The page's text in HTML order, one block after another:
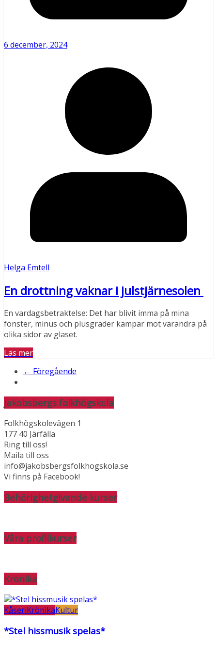
6 december, 2024
Helga Emtell
En drottning vaknar i julstjärnesolen
En vardagsbetraktelse: Det har blivit imma på mina
fönster, minus och plusgrader kämpar mot varandra på
olika sidor av glaset.
Läs mer
← Föregående
Jakobsbergs folkhögskola
Folkhögskolevägen 1
177 40 Järfälla
Ring till oss!
Maila till oss
info@jakobsbergsfolkhogskola.se
Vi finns på Facebook!
Behörighetgivande kurser
Våra profilkurser
Krönika
KåseriKrönikaKultur
*Stel hissmusik spelas*